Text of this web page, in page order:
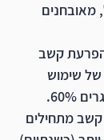
מאובחנים
הפרעת קשב
שימוש
מתחילים